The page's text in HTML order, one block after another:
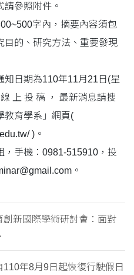
請參照附件。
字內，摘要內容須包
目的、研究方法、重要發現
知日期為110年11月21日(星
上 投 稿 ， 最新消息請搜
教育學系」網頁(
)。
，手機：0981-515910，投
。
創新國際學術研討會：面對
年8月9日起恢復行駛假日